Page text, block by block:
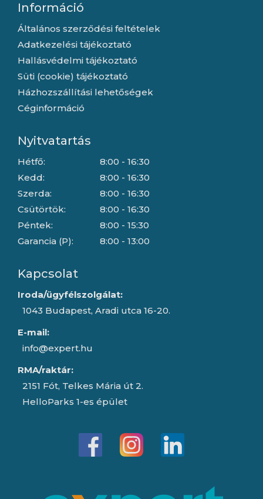
Információ
Általános szerződési feltételek
Adatkezelési tájékoztató
Hallásvédelmi tájékoztató
Süti (cookie) tájékoztató
Házhozszállítási lehetőségek
Céginformáció
Nyitvatartás
Hétfő:
Kedd:
Szerda:
Csütörtök:
Péntek:
Garancia (P):
8:00 - 16:30
8:00 - 16:30
8:00 - 16:30
8:00 - 16:30
8:00 - 15:30
8:00 - 13:00
Kapcsolat
Iroda/ügyfélszolgálat:
1043 Budapest, Aradi utca 16-20.
E-mail:
info@expert.hu
RMA/raktár:
2151 Fót, Telkes Mária út 2.
HelloParks 1-es épület